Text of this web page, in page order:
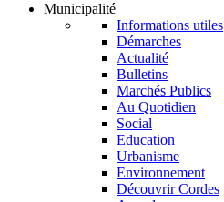
Municipalité
Informations utiles
Démarches
Actualité
Bulletins
Marchés Publics
Au Quotidien
Social
Education
Urbanisme
Environnement
Découvrir Cordes